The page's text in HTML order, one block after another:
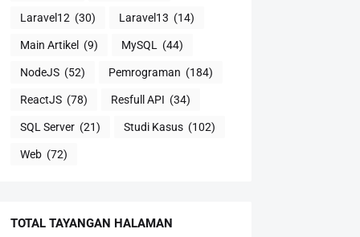
Laravel12 (30) Laravel13 (14)
Main Artikel (9) MySQL (44)
NodeJS (52) Pemrograman (184)
ReactJS (78) Resfull API (34)
SQL Server (21) Studi Kasus (102)
Web (72)
TOTAL TAYANGAN HALAMAN